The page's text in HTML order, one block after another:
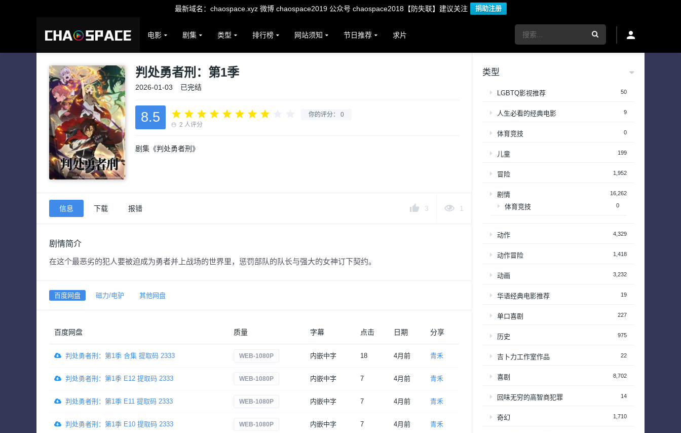
最新域名：chaospace.xyz 微博 chaospace2019 公众号 chaospace2018【防失联】建议关注 捐助注册
电影 剧集 类型 排行榜 网站须知 节日推荐 求片
判处勇者刑：第1季
2026-01-03 已完结
你的评分： 0
8.5 2 人评分
剧集《判处勇者刑》
3 1
信息 下载 报错
剧情简介
在这个最恶劣的犯人要被迫成为勇者并上战场的世界里，惩罚部队的队长与强大的女神订下契约。
百度网盘 磁力/电驴 其他网盘
百度网盘 质量 字幕 点击 日期 分享
判处勇者刑：第1季 合集 提取码 2333 WEB-1080P 内嵌中字 18 4月前 青禾
判处勇者刑：第1季 E12 提取码 2333 WEB-1080P 内嵌中字 7 4月前 青禾
判处勇者刑：第1季 E11 提取码 2333 WEB-1080P 内嵌中字 7 4月前 青禾
判处勇者刑：第1季 E10 提取码 2333 WEB-1080P 内嵌中字 7 4月前 青禾
类型
LGBTQ影视推荐 50
人生必看的经典电影 9
体育竞技 0
儿童 199
冒险 1,952
剧情 16,262
体育竞技 0
动作 4,329
动作冒险 1,418
动画 3,232
华语经典电影推荐 19
单口喜剧 227
历史 975
吉卜力工作室作品 22
喜剧 8,702
回味无穷的高智商犯罪 14
奇幻 1,710